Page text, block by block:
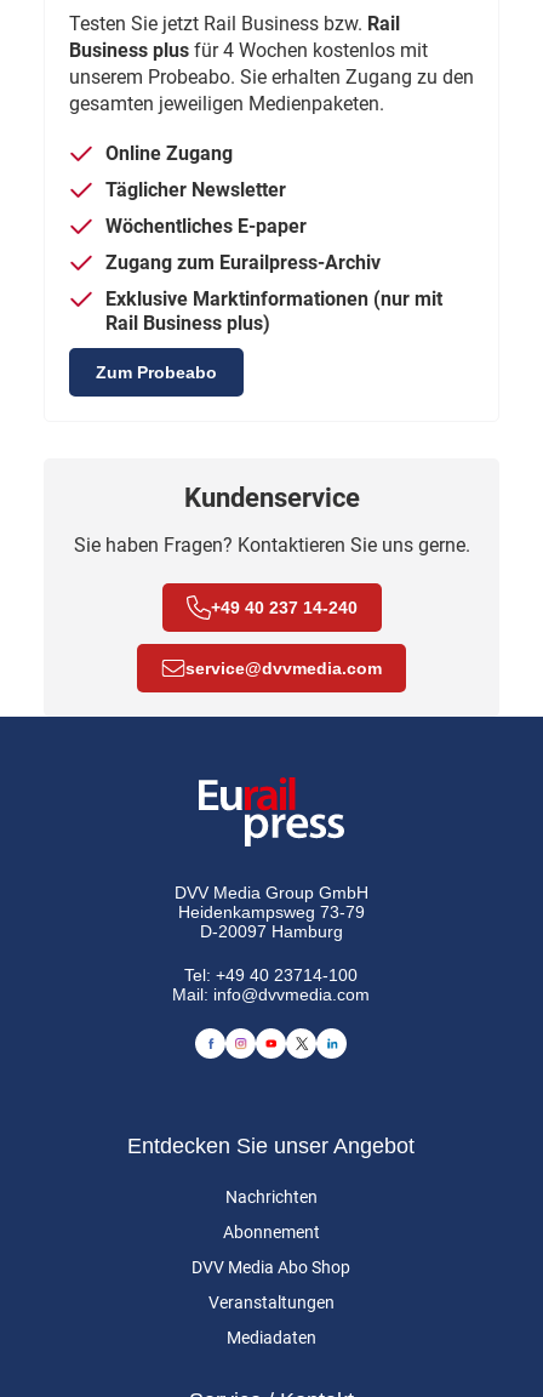
Testen Sie jetzt Rail Business bzw. Rail
Business plus für 4 Wochen kostenlos mit
unserem Probeabo. Sie erhalten Zugang zu den
gesamten jeweiligen Medienpaketen.
Online Zugang
Täglicher Newsletter
Wöchentliches E-paper
Zugang zum Eurailpress-Archiv
Exklusive Marktinformationen (nur mit
Rail Business plus)
Zum Probeabo
Kundenservice
Sie haben Fragen? Kontaktieren Sie uns gerne.
+49 40 237 14-240
service@dvvmedia.com
DVV Media Group GmbH
Heidenkampsweg 73-79
D-20097 Hamburg
Tel:+49 40 23714-100
Mail: info@dvvmedia.com
Entdecken Sie unser Angebot
Nachrichten
Abonnement
DVV Media Abo Shop
Veranstaltungen
Mediadaten